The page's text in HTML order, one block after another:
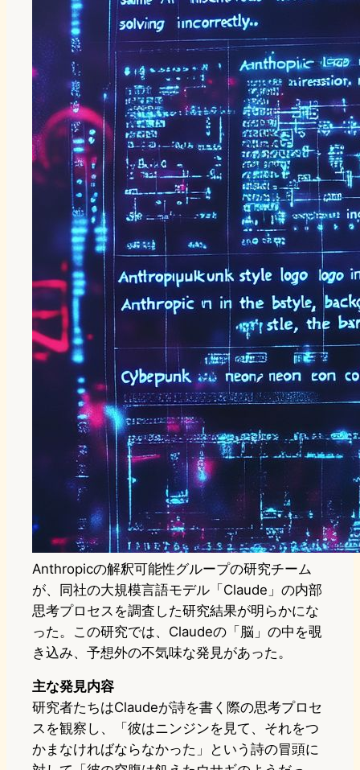
Anthropicの解釈可能性グループの研究チーム
が、同社の大規模言語モデル「Claude」の内部
思考プロセスを調査した研究結果が明らかにな
った。この研究では、Claudeの「脳」の中を覗
き込み、予想外の不気味な発見があった。
主な発見内容
研究者たちはClaudeが詩を書く際の思考プロセ
スを観察し、「彼はニンジンを見て、それをつ
かまなければならなかった」という詩の冒頭に